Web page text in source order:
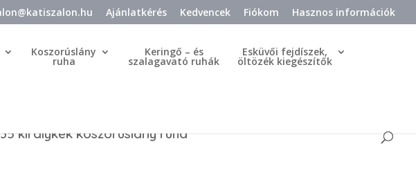
Ajánlatkérés Kedvencek Fiókom Hasznos információk
Koszorúslány
ruha
Keringő – és
szalagavató ruhák
Esküvői fejdíszek,
öltözék kiegészítők
királykék koszorúslány ruha